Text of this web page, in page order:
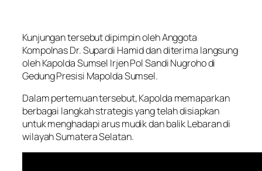
Kunjungan tersebut dipimpin oleh Anggota
Kompolnas Dr. Supardi Hamid dan diterima langsung
oleh Kapolda Sumsel Irjen Pol Sandi Nugroho di
Gedung Presisi Mapolda Sumsel.
Dalam pertemuan tersebut, Kapolda memaparkan
berbagai langkah strategis yang telah disiapkan
untuk menghadapi arus mudik dan balik Lebaran di
wilayah Sumatera Selatan.